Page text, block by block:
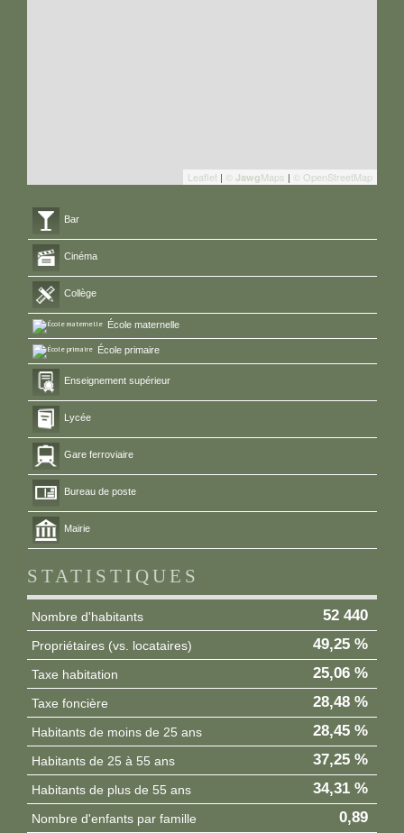
Leaflet | © JawgMaps | © OpenStreetMap
Bar
Cinéma
Collège
École maternelle
École primaire
Enseignement supérieur
Lycée
Gare ferroviaire
Bureau de poste
Mairie
STATISTIQUES
Nombre d'habitants 52 440
Propriétaires (vs. locataires) 49,25 %
Taxe habitation 25,06 %
Taxe foncière 28,48 %
Habitants de moins de 25 ans 28,45 %
Habitants de 25 à 55 ans 37,25 %
Habitants de plus de 55 ans 34,31 %
Nombre d'enfants par famille 0,89